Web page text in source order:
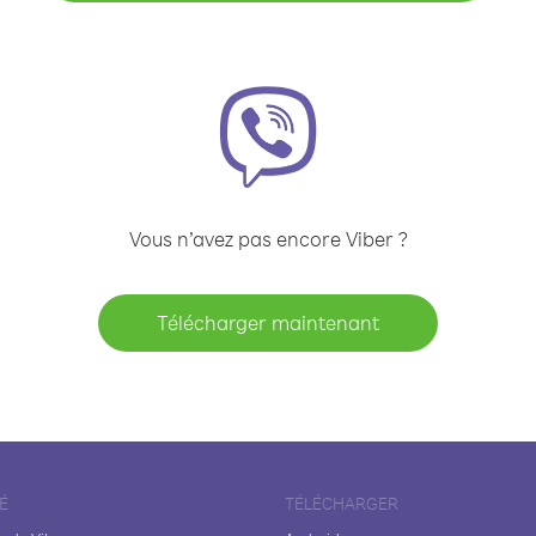
Vous n’avez pas encore Viber ?
Télécharger maintenant
TÉLÉCHARGER